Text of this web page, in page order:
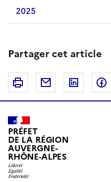
2025
Partager cet article
Imprimer Courriel Linkedin
PRÉFET
DE LA RÉGION
AUVERGNE-
RHÔNE-ALPES